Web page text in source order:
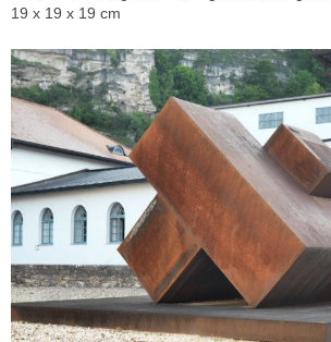
19 x 19 x 19 cm